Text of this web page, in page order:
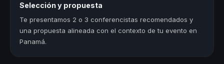
Selección y propuesta
Te presentamos 2 o 3 conferencistas recomendados y
una propuesta alineada con el contexto de tu evento en
Panamá.